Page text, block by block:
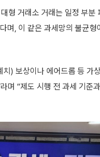
형 거래소 거래는 일정 부분
며, 이 같은 과세망의 불균
치) 보상이나 에어드롭 등 가
며 “제도 시행 전 과세 기준